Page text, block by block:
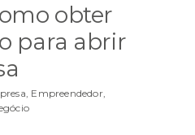
obter
para abrir
, Empreendedor,